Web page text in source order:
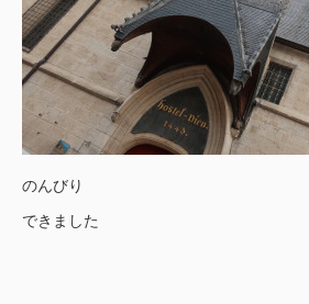
のんびり
できました